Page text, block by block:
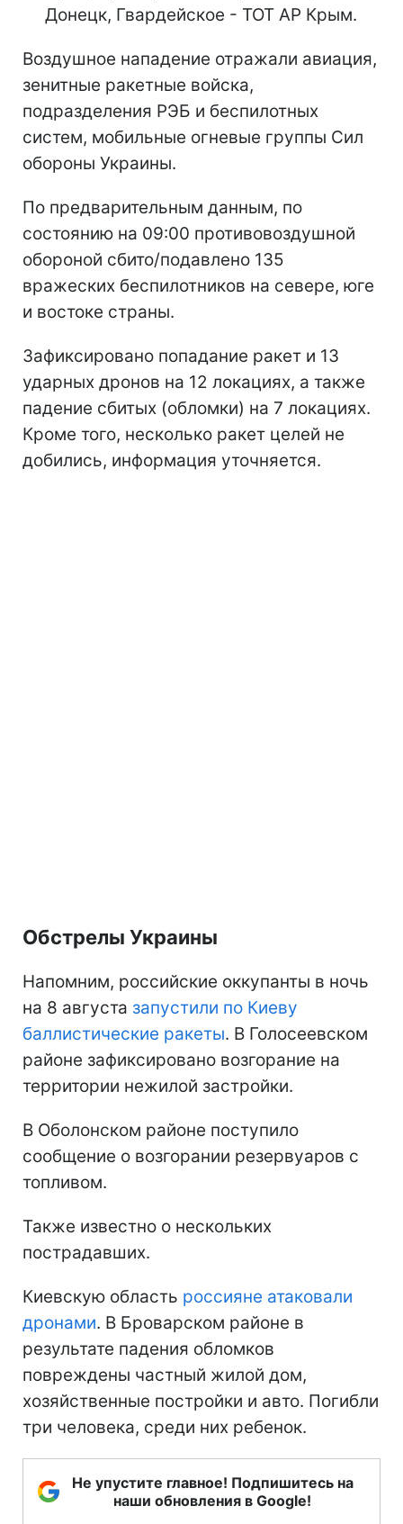
Донецк, Гвардейское - ТОТ АР Крым.
Воздушное нападение отражали авиация,
зенитные ракетные войска,
подразделения РЭБ и беспилотных
систем, мобильные огневые группы Сил
обороны Украины.
По предварительным данным, по
состоянию на 09:00 противовоздушной
обороной сбито/подавлено 135
вражеских беспилотников на севере, юге
и востоке страны.
Зафиксировано попадание ракет и 13
ударных дронов на 12 локациях, а также
падение сбитых (обломки) на 7 локациях.
Кроме того, несколько ракет целей не
добились, информация уточняется.
Обстрелы Украины
Напомним, российские оккупанты в ночь
на 8 августа запустили по Киеву
баллистические ракеты. В Голосеевском
районе зафиксировано возгорание на
территории нежилой застройки.
В Оболонском районе поступило
сообщение о возгорании резервуаров с
топливом.
Также известно о нескольких
пострадавших.
Киевскую область россияне атаковали
дронами. В Броварском районе в
результате падения обломков
повреждены частный жилой дом,
хозяйственные постройки и авто. Погибли
три человека, среди них ребенок.
Не упустите главное! Подпишитесь на
наши обновления в Google!